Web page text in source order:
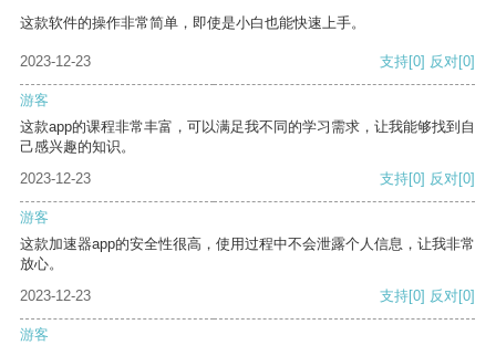
这款软件的操作非常简单，即使是小白也能快速上手。
2023-12-23 支持[0] 反对[0]
游客
这款app的课程非常丰富，可以满足我不同的学习需求，让我能够找到自
己感兴趣的知识。
2023-12-23
支持[0] 反对[0]
游客
这款加速器app的安全性很高，使用过程中不会泄露个人信息，让我非常
放心。
2023-12-23
支持[0] 反对[0]
游客